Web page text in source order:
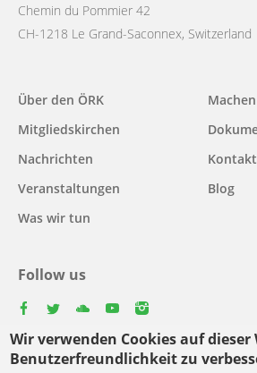
Wir verwenden Cookies auf
Benutzerfreundlichkeit zu
Chemin du Pommier 42
CH-1218 Le Grand-Saconnex, Switzerland
Main
navigation
Über den ÖRK
Mitgliedskirchen
Nachrichten
Veranstaltungen
Was wir tun
Blog
Follow us
Select